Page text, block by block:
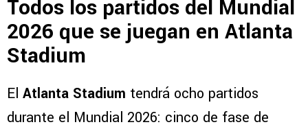
Todos los partidos del Mundial
2026 que se juegan en Atlanta
Stadium
El Atlanta Stadium tendrá ocho partidos
durante el Mundial 2026: cinco de fase de